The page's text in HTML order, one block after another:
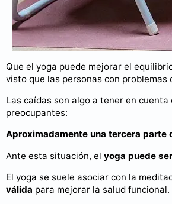
Que el yoga puede mejorar el
visto que las personas con
Las caídas son algo a tener en
preocupantes:
Aproximadamente una tercera parte
Ante esta situación, el yoga puede
El yoga se suele asociar con la
válida para mejorar la salud funcional.